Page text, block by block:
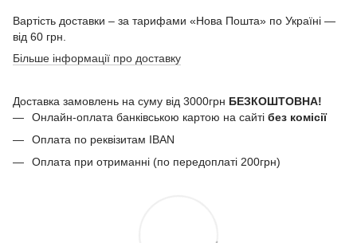
Вартість доставки – за тарифами «Нова Пошта» по Україні —
від 60 грн.
Більше інформації про доставку
Доставка замовлень на суму від 3000грн БЕЗКОШТОВНА!
Онлайн-оплата банківською картою на сайті без комісії
Оплата по реквізитам IBAN
Оплата при отриманні (по передоплаті 200грн)